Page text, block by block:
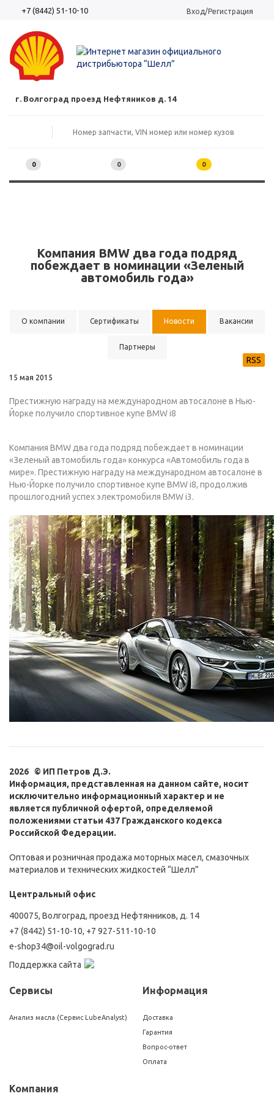
+7 (8442) 51-10-10 Вход/Регистрация
г. Волгоград проезд Нефтяников д. 14
0 0 0
Компания BMW два года подряд
побеждает в номинации «Зеленый
автомобиль года»
О компании Сертификаты Новости Вакансии
Партнеры
RSS
15 мая 2015
Престижную награду на международном автосалоне в Нью-
Йорке получило спортивное купе BMW i8
Компания BMW два года подряд побеждает в номинации
«Зеленый автомобиль года» конкурса «Автомобиль года в
мире». Престижную награду на международном автосалоне в
Нью-Йорке получило спортивное купе BMW i8, продолжив
прошлогодний успех электромобиля BMW i3.
2026 © ИП Петров Д.Э.
Информация, представленная на данном сайте, носит
исключительно информационный характер и не
является публичной офертой, определяемой
положениями статьи 437 Гражданского кодекса
Российской Федерации.
Оптовая и розничная продажа моторных масел, смазочных
материалов и технических жидкостей “Шелл”
Центральный офис
400075, Волгоград, проезд Нефтянников, д. 14
+7 (8442) 51-10-10, +7 927-511-10-10
e-shop34@oil-volgograd.ru
Поддержка сайта
Сервисы
Анализ масла (Сервис LubeAnalyst)
Информация
Доставка
Гарантия
Вопрос-ответ
Оплата
Компания